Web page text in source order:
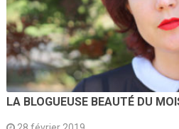
LA BLOGUEUSE BEAUTÉ DU